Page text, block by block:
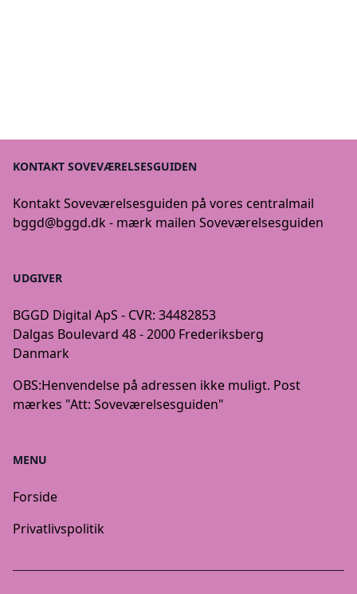
KONTAKT SOVEVÆRELSESGUIDEN
Kontakt Soveværelsesguiden på vores centralmail
bggd@bggd.dk- mærk mailen Soveværelsesguiden
UDGIVER
BGGD Digital ApS - CVR: 34482853
Dalgas Boulevard 48 - 2000 Frederiksberg
Danmark
OBS:Henvendelse på adressen ikke muligt. Post
mærkes "Att: Soveværelsesguiden"
MENU
Forside
Privatlivspolitik